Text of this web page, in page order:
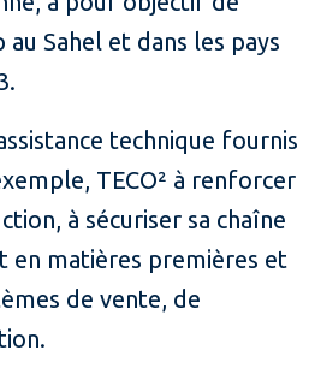
Sahel et dans les pays
technique fournis
TECO² à renforcer
à sécuriser sa chaîne
en matières premières et
de vente, de